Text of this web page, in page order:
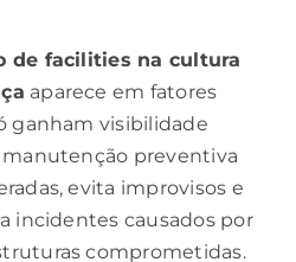
de facilities na cultura
aparece em fatores
ganham visibilidade
manutenção preventiva
evita improvisos e
incidentes causados por
comprometidas.